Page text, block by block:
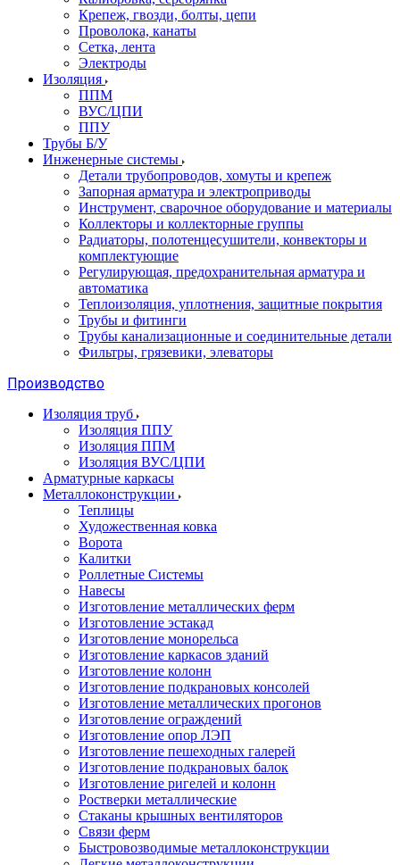
Крепеж, гвозди, болты, цепи
Проволока, канаты
Сетка, лента
Электроды
Изоляция
ППМ
ВУС/ЦПИ
ППУ
Трубы Б/У
Инженерные системы
Детали трубопроводов, хомуты и крепеж
Запорная арматура и электроприводы
Инструмент, сварочное оборудование и материалы
Коллекторы и коллекторные группы
Радиаторы, полотенцесушители, конвекторы и
комплектующие
Регулирующая, предохранительная арматура и
автоматика
Теплоизоляция, уплотнения, защитные покрытия
Трубы и фитинги
Трубы канализационные и соединительные детали
Фильтры, грязевики, элеваторы
Производство
Изоляция труб
Изоляция ППУ
Изоляция ППМ
Изоляция ВУС/ЦПИ
Арматурные каркасы
Металлоконструкции
Теплицы
Художественная ковка
Ворота
Калитки
Роллетные Системы
Навесы
Изготовление металлических ферм
Изготовление эстакад
Изготовление монорельса
Изготовление каркасов зданий
Изготовление колонн
Изготовление подкрановых консолей
Изготовление металлических прогонов
Изготовление ограждений
Изготовление опор ЛЭП
Изготовление пешеходных галерей
Изготовление подкрановых балок
Изготовление ригелей и колонн
Ростверки металлические
Стаканы крышных вентиляторов
Связи ферм
Быстровозводимые металлоконструкции